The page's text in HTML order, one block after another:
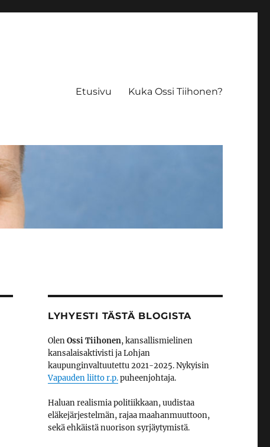
Etusivu Kuka Ossi Tiihonen?
LYHYESTI TÄSTÄ BLOGISTA
OlenOssi Tiihonen, kansallismielinen
kansalaisaktivisti ja Lohjan
kaupunginvaltuutettu 2021-2025. Nykyisin
Vapauden liitto r.p.puheenjohtaja.
Haluan realismia politiikkaan, uudistaa
eläkejärjestelmän, rajaa maahanmuuttoon,
sekä ehkäistä nuorison syrjäytymistä.